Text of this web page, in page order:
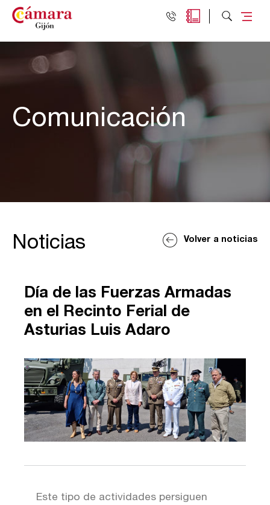
Comunicación
Noticias Volver a noticias
Día de las Fuerzas Armadas
en el Recinto Ferial de
Asturias Luis Adaro
Este tipo de actividades persiguen